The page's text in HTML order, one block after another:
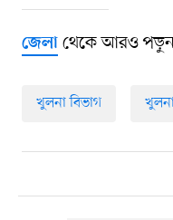
জেলাথেকে আরও
খুলনা বিভাগ